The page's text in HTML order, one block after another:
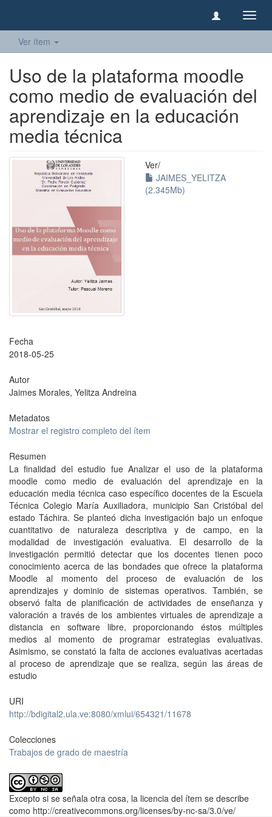
Ver ítem
Uso de la plataforma moodle
como medio de evaluación del
aprendizaje en la educación
media técnica
Ver/
JAIMES_YELITZA
(2.345Mb)
Fecha
2018-05-25
Autor
Jaimes Morales, Yelitza Andreina
Metadatos
Mostrar el registro completo del ítem
Resumen
La finalidad del estudio fue Analizar el uso de la plataforma
moodle como medio de evaluación del aprendizaje en la
educación media técnica caso específico docentes de la Escuela
Técnica Colegio María Auxiliadora, municipio San Cristóbal del
estado Táchira. Se planteó dicha investigación bajo un enfoque
cuantitativo de naturaleza descriptiva y de campo, en la
modalidad de investigación evaluativa. El desarrollo de la
investigación permitió detectar que los docentes tienen poco
conocimiento acerca de las bondades que ofrece la plataforma
Moodle al momento del proceso de evaluación de los
aprendizajes y dominio de sistemas operativos. También, se
observó falta de planificación de actividades de enseñanza y
valoración a través de los ambientes virtuales de aprendizaje a
distancia en software libre, proporcionando éstos múltiples
medios al momento de programar estrategias evaluativas.
Asimismo, se constató la falta de acciones evaluativas acertadas
al proceso de aprendizaje que se realiza, según las áreas de
estudio
URI
http://bdigital2.ula.ve:8080/xmlui/654321/11678
Colecciones
Trabajos de grado de maestría
Excepto si se señala otra cosa, la licencia del ítem se describe
como http://creativecommons.org/licenses/by-nc-sa/3.0/ve/